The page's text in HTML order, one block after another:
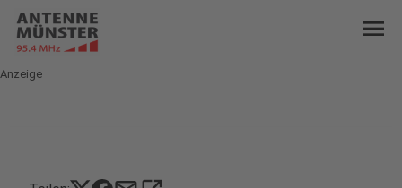
menu
Anzeige